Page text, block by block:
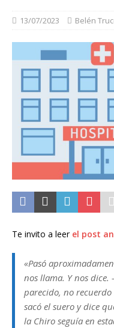
13/07/2023 Belén
Te invito a leer el post
«Pasó
nos llama. Y nos dice.
parecido, no
sacó el suero y dice
la Chiro seguía en